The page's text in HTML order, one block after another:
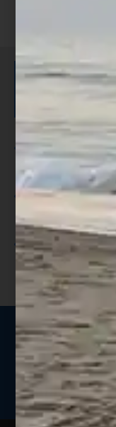
Per ogni
punti;
Utilizza i
sconto;
I punti
prodotto;